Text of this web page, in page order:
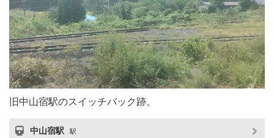
旧中山宿駅のスイッチバック跡。
中山宿駅 駅